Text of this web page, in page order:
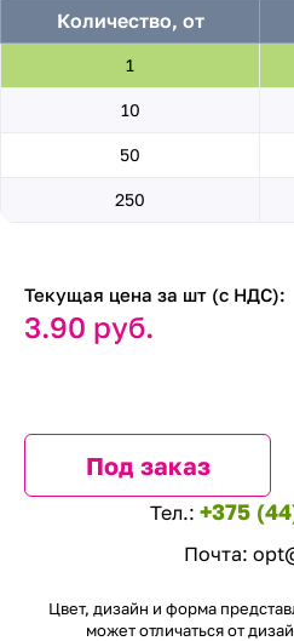
Количество, от
1
10
50
250
Текущая цена за шт (с НДС):
3.90 руб.
Под заказ
Тел.: +375
Почта:
Цвет, дизайн и форма
может отличаться от